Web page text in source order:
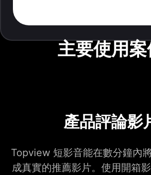
主要使用案
產品評論影
Topview 短影音能在數分鐘內
成真實的推薦影片。使用開箱